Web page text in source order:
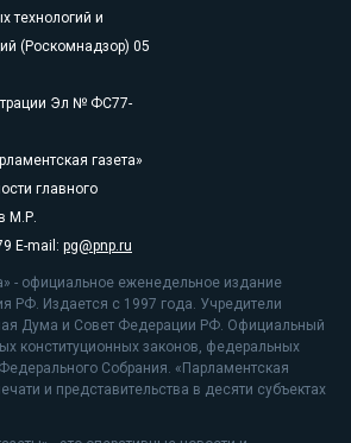
технологий и
(Роскомнадзор) 05
Эл № ФС77-
газета»
главного
М.Р.
E-mail: pg@pnp.ru
- официальное еженедельное издание
РФ. Издается с 1997 года. Учредители
Дума и Совет Федерации РФ. Официальный
конституционных законов, федеральных
Собрания. «Парламентская
и представительства в десяти субъектах